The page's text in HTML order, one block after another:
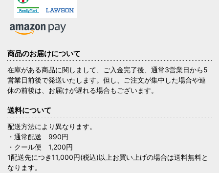
商品のお届けについて
在庫がある商品に関しまして、ご入金完了後、通常3営業日から5
営業日前後で発送いたします。但し、ご注文が集中した場合や連
休の前後は、お届けが遅れる場合もございます。
送料について
配送方法により異なります。
・通常配送 990円
・クール便 1,200円
1配送先につき11,000円(税込)以上お買い上げの場合は送料無料と
なります。